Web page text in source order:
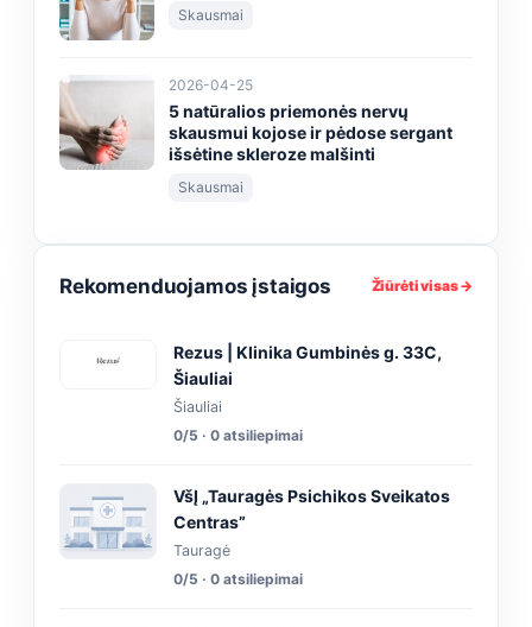
Skausmai
2026-04-25
5 natūralios priemonės nervų
skausmui kojose ir pėdose sergant
išsėtine skleroze malšinti
Skausmai
Rekomenduojamos įstaigos Žiūrėti visas →
Rezus | Klinika Gumbinės g. 33C,
Šiauliai
Šiauliai
0/5 · 0 atsiliepimai
VšĮ „Tauragės Psichikos Sveikatos
Centras”
Tauragė
0/5 · 0 atsiliepimai